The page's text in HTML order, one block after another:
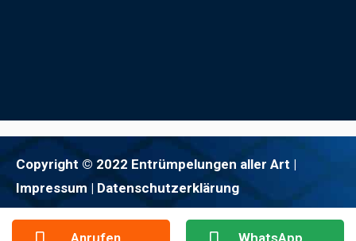
Copyright © 2022 Entrümpelungen aller Art |
Impressum | Datenschutzerklärung
Anrufen WhatsApp